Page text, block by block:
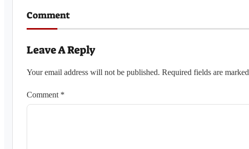
Comment
Leave A Reply
Your email address will not be published. Required fields are marked
Comment *